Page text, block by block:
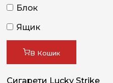
Блок
Ящик
В Кошик
Сигарети Lucky Strike